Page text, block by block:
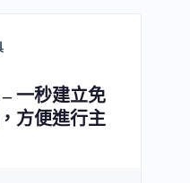
一秒建立免
方便進行主